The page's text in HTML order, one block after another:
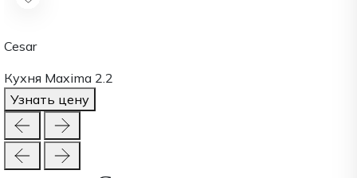
Cesar
Кухня Maxima 2.2
Узнать цену